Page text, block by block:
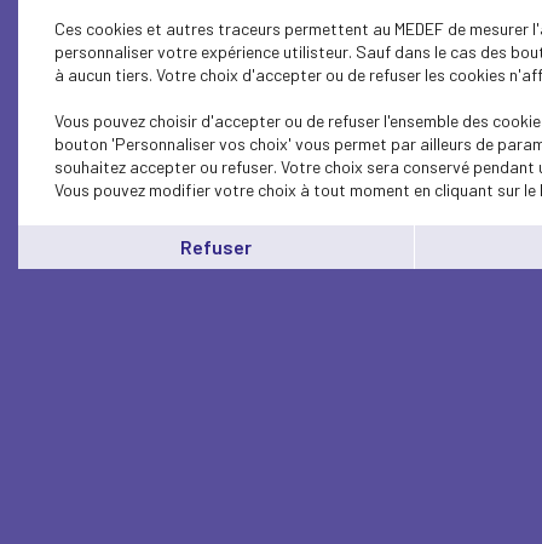
Ces cookies et autres traceurs permettent au MEDEF de
personnaliser votre expérience utilisteur. Sauf dans le cas des
à aucun tiers. Votre choix d'accepter ou de refuser les cookies
Vous pouvez choisir d'accepter ou de refuser l'ensemble des
bouton 'Personnaliser vos choix' vous permet par ailleurs de
souhaitez accepter ou refuser. Votre choix sera conservé pendant
Vous pouvez modifier votre choix à tout moment en cliquant sur le
Refuser